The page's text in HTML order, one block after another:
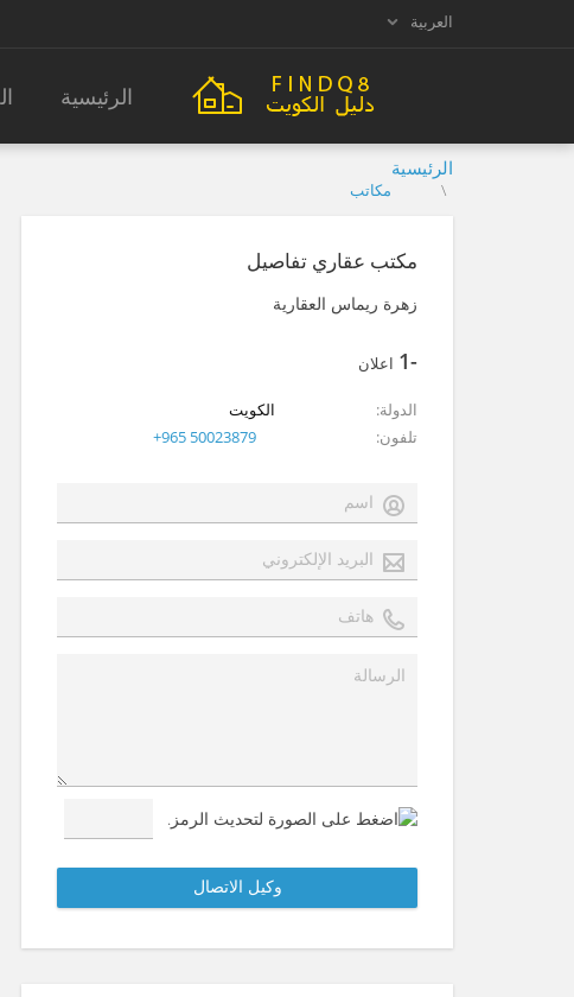
العربية
الرئيسية
الرئيسية
مكاتب
مكتب عقاري تفاصيل
زهرة ريماس العقارية
-1 اعلان
الدولة
الكويت
تلفون
+965 50023879